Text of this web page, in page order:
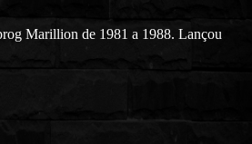
Marillion de 1981 a 1988. Lançou